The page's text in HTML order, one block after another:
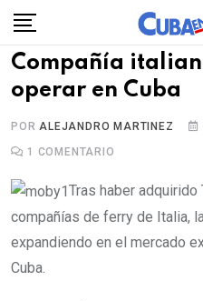
Skip
content
Compañía
operar en Cuba
PORALEJANDRO MARTINEZ
1
COMENTARIO
Tras haber adquirido
compañías de ferry de Italia,
expandiendo en el mercado
Cuba.